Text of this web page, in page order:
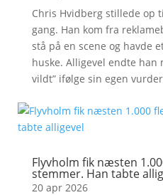
Chris Hvidberg stillede op
gang. Han kom fra
stå på en scene og havde
huske. Alligevel endte
vildt” ifølge sin egen
Flyvholm fik næsten
stemmer. Han tabte
20 apr 2026